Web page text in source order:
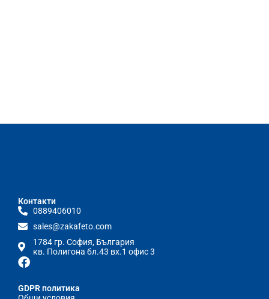
Контакти
0889406010
sales@zakafeto.com
1784 гр. София, България
кв. Полигона бл.43 вх.1 офис 3
GDPR политика